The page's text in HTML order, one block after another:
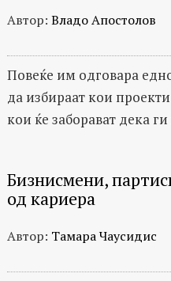
Автор: Владо Апостолов
Повеќе им одговара
да избираат кои
кои ќе заборават дека ги
Бизнисмени,
од кариера
Автор: Тамара Чаусидис